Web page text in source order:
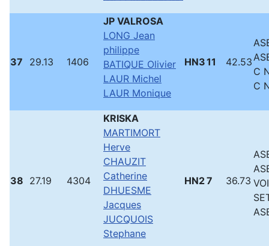
37 29.13 1406
JP VALROSA
LONG Jean
philippe
BATIQUE Olivier
LAUR Michel
LAUR Monique
HN311 42.53
C
C
38 27.19 4304
KRISKA
MARTIMORT
Herve
CHAUZIT
Catherine
DHUESME
Jacques
JUCQUOIS
Stephane
HN27 36.73